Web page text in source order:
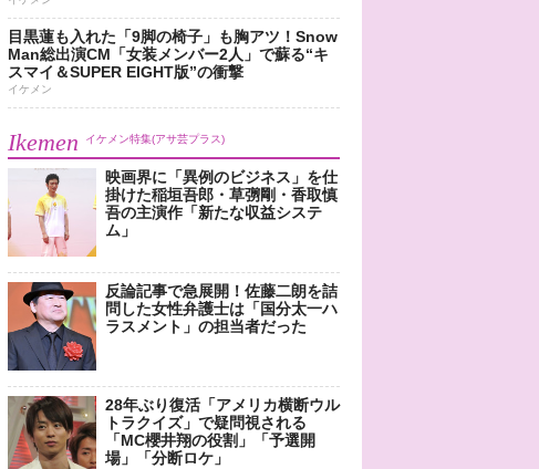
目黒蓮も入れた「9脚の椅子」も胸アツ！Snow
Man総出演CM「女装メンバー2人」で蘇る“キ
スマイ＆SUPER EIGHT版”の衝撃
イケメン
Ikemen イケメン特集(アサ芸プラス)
映画界に「異例のビジネス」を仕
掛けた稲垣吾郎・草彅剛・香取慎
吾の主演作「新たな収益システ
ム」
反論記事で急展開！佐藤二朗を詰
問した女性弁護士は「国分太一ハ
ラスメント」の担当者だった
28年ぶり復活「アメリカ横断ウル
トラクイズ」で疑問視される
「MC櫻井翔の役割」「予選開
場」「分断ロケ」